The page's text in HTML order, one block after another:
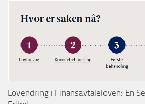
Lovendring i Finansavtaleloven: En